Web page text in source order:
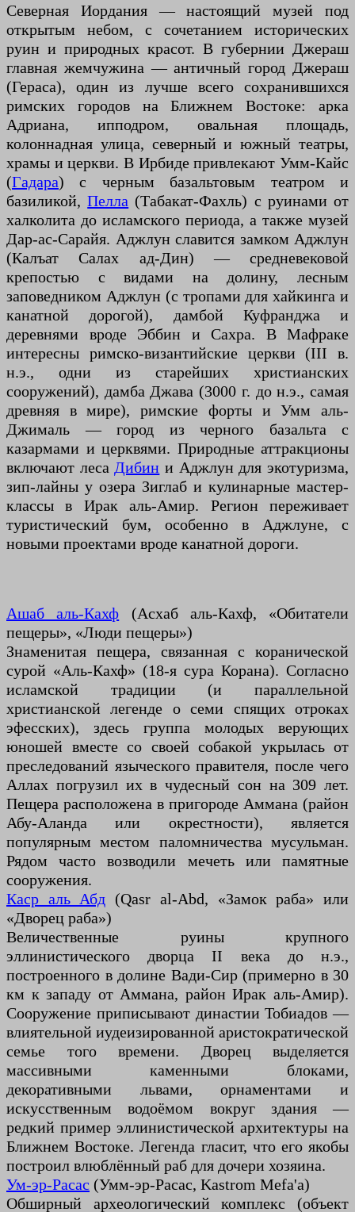
Северная Иордания — настоящий музей под
открытым небом, с сочетанием исторических
руин и природных красот. В губернии Джераш
главная жемчужина — античный город Джераш
(Гераса), один из лучше всего сохранившихся
римских городов на Ближнем Востоке: арка
Адриана, ипподром, овальная площадь,
колоннадная улица, северный и южный театры,
храмы и церкви. В Ирбиде привлекают Умм-Кайс
(Гадара) с черным базальтовым театром и
базиликой,Пелла (Табакат-Фахль) с руинами от
халколита до исламского периода, а также музей
Дар-ас-Сарайя. Аджлун славится замком Аджлун
(Калъат Салах ад-Дин) — средневековой
крепостью с видами на долину, лесным
заповедником Аджлун (с тропами для хайкинга и
канатной дорогой), дамбой Куфранджа и
деревнями вроде Эббин и Сахра. В Мафраке
интересны римско-византийские церкви (III в.
н.э., одни из старейших христианских
сооружений), дамба Джава (3000 г. до н.э., самая
древняя в мире), римские форты и Умм аль-
Джималь — город из черного базальта с
казармами и церквями. Природные аттракционы
включают леса Дибин и Аджлун для экотуризма,
зип-лайны у озера Зиглаб и кулинарные мастер-
классы в Ирак аль-Амир. Регион переживает
туристический бум, особенно в Аджлуне, с
новыми проектами вроде канатной дороги.
Ашаб аль-Кахф (Асхаб аль-Кахф, «Обитатели
пещеры», «Люди пещеры»)
Знаменитая пещера, связанная с коранической
сурой «Аль-Кахф» (18-я сура Корана). Согласно
исламской традиции (и параллельной
христианской легенде о семи спящих отроках
эфесских), здесь группа молодых верующих
юношей вместе со своей собакой укрылась от
преследований языческого правителя, после чего
Аллах погрузил их в чудесный сон на 309 лет.
Пещера расположена в пригороде Аммана (район
Абу-Аланда или окрестности), является
популярным местом паломничества мусульман.
Рядом часто возводили мечеть или памятные
сооружения.
Каср аль Абд (Qasr al-Abd, «Замок раба» или
«Дворец раба»)
Величественные руины крупного
эллинистического дворца II века до н.э.,
построенного в долине Вади-Сир (примерно в 30
км к западу от Аммана, район Ирак аль-Амир).
Сооружение приписывают династии Тобиадов —
влиятельной иудеизированной аристократической
семье того времени. Дворец выделяется
массивными каменными блоками,
декоративными львами, орнаментами и
искусственным водоёмом вокруг здания —
редкий пример эллинистической архитектуры на
Ближнем Востоке. Легенда гласит, что его якобы
построил влюблённый раб для дочери хозяина.
Ум-эр-Расас (Умм-эр-Расас, Kastrom Mefa'a)
Обширный археологический комплекс (объект